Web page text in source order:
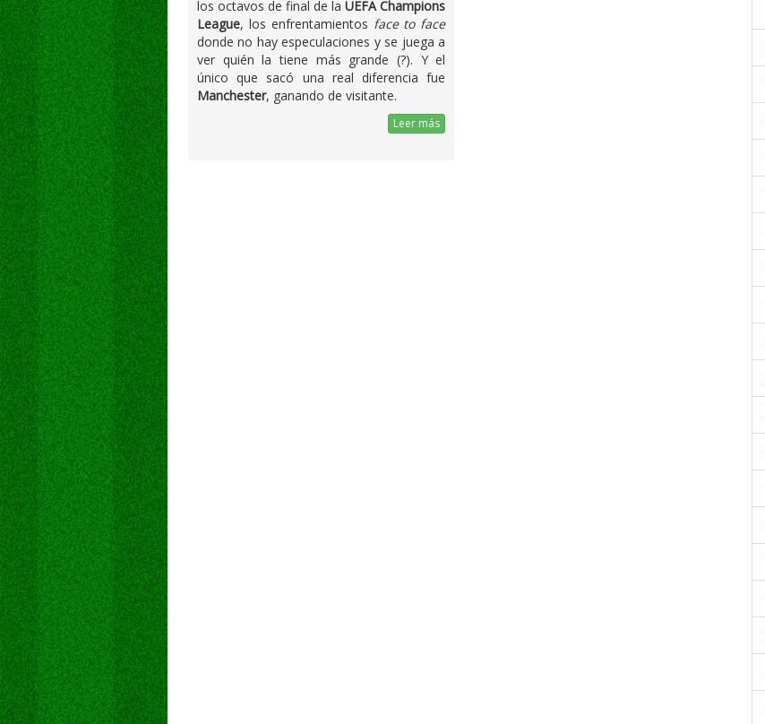
los octavos de final de laUEFA Champions
League, los enfrentamientos face to face
donde no hay especulaciones y se juega a
ver quién la tiene más grande (?). Y el
único que sacó una real diferencia fue
Manchester, ganando de visitante.
Leer más